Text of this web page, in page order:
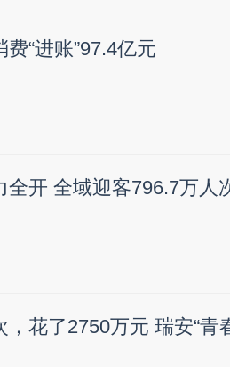
费“进账”97.4亿元
全开 全域迎客796.7万人
花了2750万元 瑞安“青